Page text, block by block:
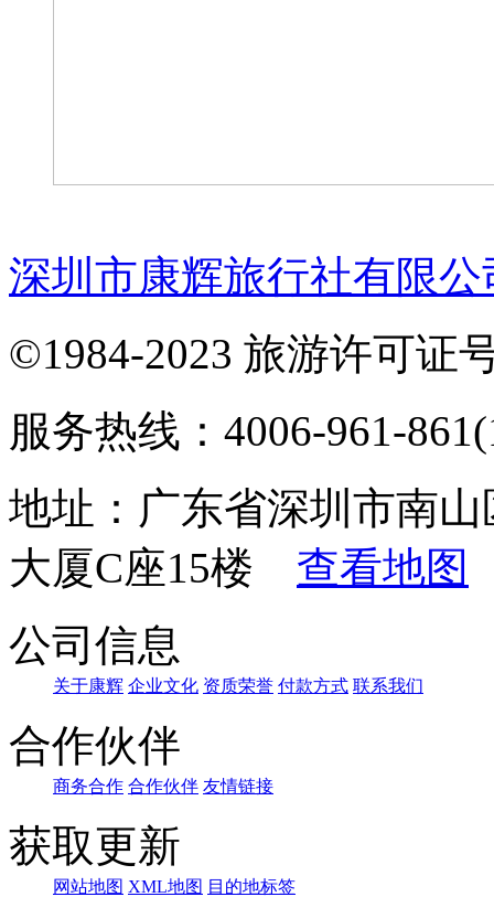
深圳市康辉旅行社有限
©1984-2023 旅游许可证
服务热线：4006-961-
地址：广东省深圳市南
大厦C座15楼 查看地图
公司信息
关于康辉 企业文化 资质荣誉 付款方式 联系我们
合作伙伴
商务合作 合作伙伴 友情链接
获取更新
网站地图 XML地图 目的地标签